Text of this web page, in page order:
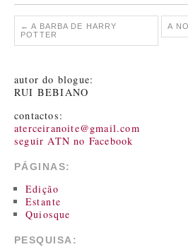
← A BARBA DE HARRY
POTTER
A
autor do blogue:
RUI BEBIANO
contactos:
aterceiranoite@gmail.com
seguir ATN no Facebook
PÁGINAS:
Edição
Estante
Quiosque
PESQUISA: